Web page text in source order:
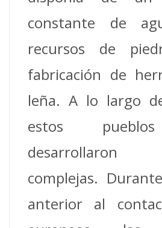
constante de
recursos de
fabricación de
leña. A lo largo
estos
complejas.
anterior al